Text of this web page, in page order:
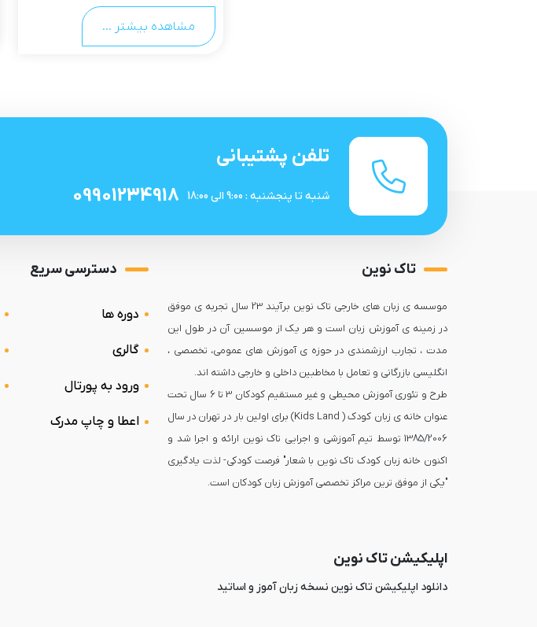
مشاهده بیشتر ...
تلفن پشتیبانی
شنبه تا پنجشنبه : 9:00 الی 18:00 09901234918
تاک نوین
موسسه ی زبان های خارجی تاک نوین برآیند 23 سال تجربه ی موفق
در زمینه ی آموزش زبان است و هر یک از موسسین آن در طول این
مدت ، تجارب ارزشمندی در حوزه ی آموزش های عمومی، تخصصی ،
طرح و تئوری آموزش محیطی و غیر مستقیم کودکان 3 تا 6 سال تحت
عنوان خانه ی زبان کودک ( Kids Land) برای اولین بار در تهران در سال
1385/2006 توسط تیم آموزشی و اجرایی تاک نوین ارائه و اجرا شد و
اکنون خانه زبان کودک تاک نوین با شعار" فرصت کودکی- لذت یادگیری
"یکی از موفق ترین مراکز تخصصی آموزش زبان کودکان است.
دسترسی سریع
دوره ها
گالری
ورود به پورتال
اعطا و چاپ مدرک
اپلیکیشن تاک نوین
دانلود اپلیکیشن تاک نوین نسخه زبان آموز و اساتید